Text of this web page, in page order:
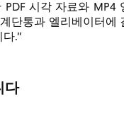
시각 자료와 MP4
단통과 엘리베이터에
다.
다